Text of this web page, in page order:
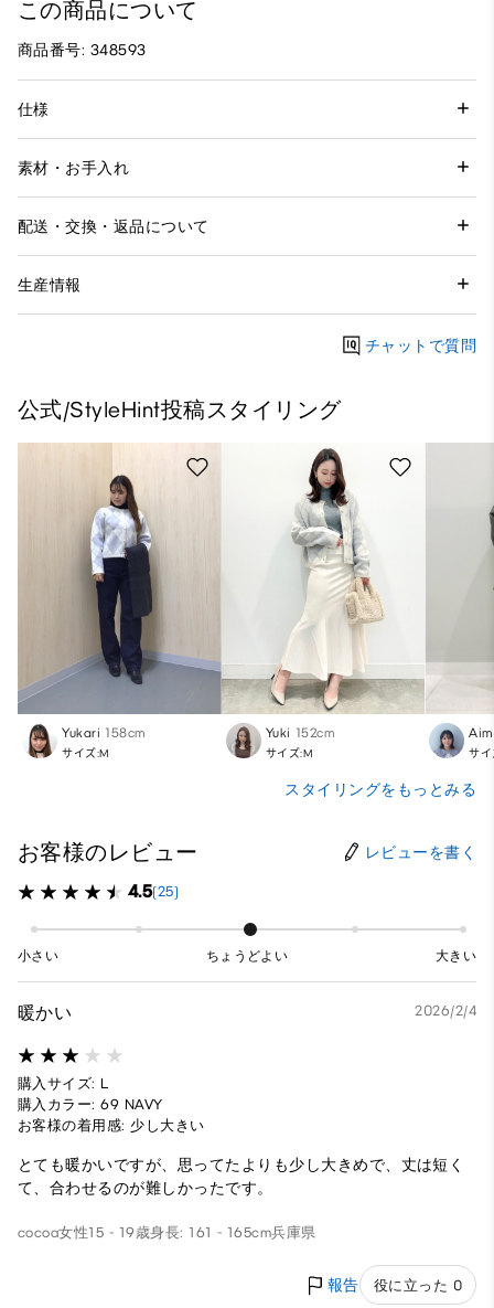
この商品について
商品番号: 348593
仕様
素材・お手入れ
配送・交換・返品について
生産情報
チャットで質問
公式/StyleHint投稿スタイリング
Yukari 158cm
サイズ:M
Yuki 152cm
サイズ:M サ
スタイリングをもっとみる
お客様のレビュー レビューを書く
4.5(25)
小さい ちょうどよい 大きい
暖かい 2026/2/4
購入サイズ: L
購入カラー: 69 NAVY
お客様の着用感: 少し大きい
とても暖かいですが、思ってたよりも少し大きめで、丈は短く
て、合わせるのが難しかったです。
cocoa女性15 - 19歳身長: 161 - 165cm兵庫県
報告 役に立った 0